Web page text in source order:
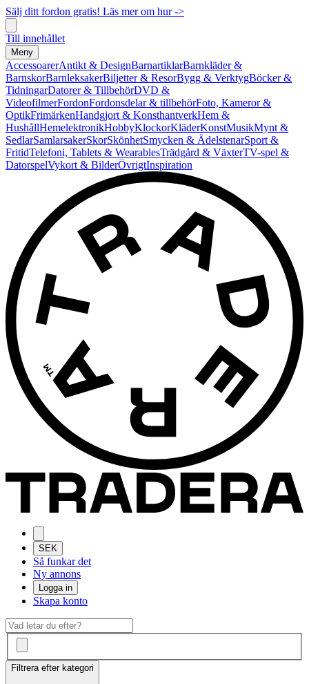
Sälj ditt fordon gratis! Läs mer om hur ->
Till innehållet
Meny
AccessoarerAntikt & DesignBarnartiklarBarnkläder &
BarnskorBarnleksakerBiljetter & ResorBygg & VerktygBöcker &
TidningarDatorer & TillbehörDVD &
VideofilmerFordonFordonsdelar & tillbehörFoto, Kameror &
OptikFrimärkenHandgjort & KonsthantverkHem &
HushållHemelektronikHobbyKlockorKläderKonstMusikMynt &
SedlarSamlarsakerSkorSkönhetSmycken & ÄdelstenarSport &
FritidTelefoni, Tablets & WearablesTrädgård & VäxterTV-spel &
DatorspelVykort & BilderÖvrigtInspiration
SEK
Så funkar det
Ny annons
Logga in
Skapa konto
Filtrera efter kategori